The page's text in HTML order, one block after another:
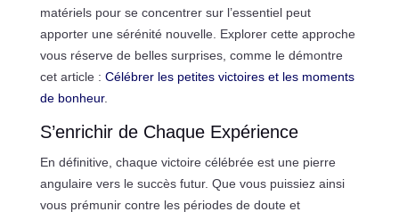
matériels pour se concentrer sur l’essentiel peut
apporter une sérénité nouvelle. Explorer cette approche
vous réserve de belles surprises, comme le démontre
cet article : Célébrer les petites victoires et les moments
de bonheur.
S’enrichir de Chaque Expérience
En définitive, chaque victoire célébrée est une pierre
angulaire vers le succès futur. Que vous puissiez ainsi
vous prémunir contre les périodes de doute et